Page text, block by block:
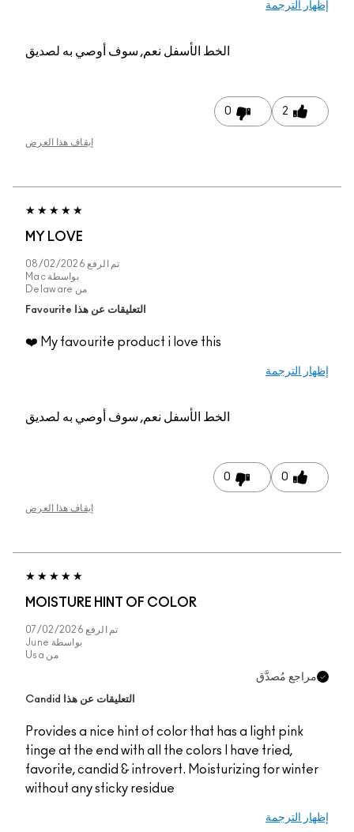
إظهار الترجمة
الخط الأسفلنعم, سوف أوصي به لصديق
2
0
إيقاف هذا العرض
MY LOVE
تم الرفع 08/02/2026
بواسطةMac
Delaware
التعليقات عن هذا Favourite
My favourite product i love this ❤️
إظهار الترجمة
الخط الأسفلنعم, سوف أوصي به لصديق
0
0
إيقاف هذا العرض
MOISTURE HINT OF COLOR
تم الرفع 07/02/2026
بواسطةJune
Usa
مراجع مُصدَّق
التعليقات عن هذا Candid
Provides a nice hint of color that has a light pink
tinge at the end with all the colors I have tried,
favorite, candid & introvert. Moisturizing for winter
without any sticky residue
إظهار الترجمة